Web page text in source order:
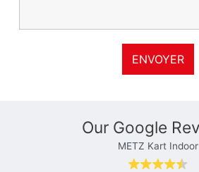
Our Google
METZ Kart Indoor